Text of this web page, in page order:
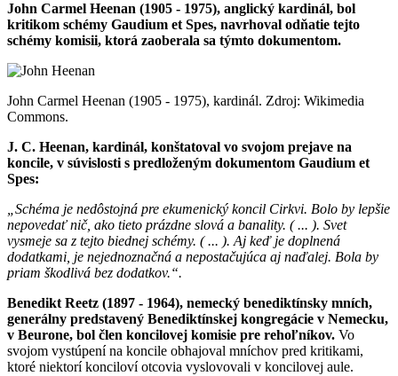
John Carmel Heenan (1905 - 1975), anglický kardinál, bol
kritikom schémy Gaudium et Spes, navrhoval odňatie tejto
schémy komisii, ktorá zaoberala sa týmto dokumentom.
John Carmel Heenan (1905 - 1975), kardinál. Zdroj: Wikimedia
Commons.
J. C. Heenan, kardinál, konštatoval vo svojom prejave na
koncile, v súvislosti s predloženým dokumentom Gaudium et
Spes:
„Schéma je nedôstojná pre ekumenický koncil Cirkvi. Bolo by lepšie
nepovedať nič, ako tieto prázdne slová a banality. ( ... ). Svet
vysmeje sa z tejto biednej schémy. ( ... ). Aj keď je doplnená
dodatkami, je nejednoznačná a nepostačujúca aj naďalej. Bola by
priam škodlivá bez dodatkov.“.
Benedikt Reetz (1897 - 1964), nemecký benediktínsky mních,
generálny predstavený Benediktínskej kongregácie v Nemecku,
v Beurone, bol člen koncilovej komisie pre rehoľníkov. Vo
svojom vystúpení na koncile obhajoval mníchov pred kritikami,
ktoré niektorí konciloví otcovia vyslovovali v koncilovej aule.